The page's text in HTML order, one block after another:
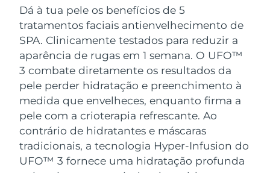
Dá à tua pele os benefícios de 5
tratamentos faciais antienvelhecimento de
SPA. Clinicamente testados para reduzir a
aparência de rugas em 1 semana. O UFO™
3 combate diretamente os resultados da
pele perder hidratação e preenchimento à
medida que envelheces, enquanto firma a
pele com a crioterapia refrescante. Ao
contrário de hidratantes e máscaras
tradicionais, a tecnologia Hyper-Infusion do
UFO™ 3 fornece uma hidratação profunda
Anti-aging massage
LUNA™ 4 Plus
Massage, LED heating
LUNA™ 4 Men
For men, anti-aging massage
Microcurrent toning
BEAR™ 2 go
Microcurrent toning on-the-go
BEAR™ 2 eyes & lips
Microcurrent line smoothing device
Hidratação
UFO™ 3 kit
Deep facial hydration
UFO™ 3 LED
Near-infrared and red light therapy
device
Cuidado oral
issa™ 4
Hybrid silicone sonic toothbrush
issa™ 4 plus
Smart hybrid silicone sonic toothbrush
TRATAMENTO ANTIENVELHECIMENTO
FAQ™
Antienvelhecimento Tratamentos LED
Bermudas Entrega prevista
Bósnia e
Herzegovina
Entrega prevista8/14/26
Brunei Entrega prevista8/16/26
Bulgária Entrega prevista 8/11/26
Canadá Entrega prevista
Chile Entrega prevista8/15/26